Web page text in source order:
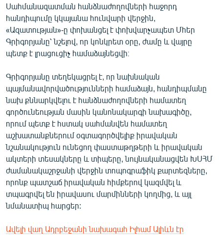
ԲԱՆԱՎԵՃ
ՁԳՏԵԼՈՎ ԼԱՎԱԳՈՒՅՆԻՆ
ՓՈԴՔԱՍԹ
Հայերեն
English
Русский
ՀԵՏԵՎԵՔ ՄԵԶ
«Ազատության» բոլոր կայքերը
Սահմանազատման հանձնաժողովների հաջորդ
հանդիպումը կկայանա հունվարի վերջին,
«Ազատության»-ը փոխանցել է փոխվարչապետ Մհեր
Գրիգորյանը՝ նշելով, որ կոնկրետ օրը, ժամը և վայրը
պետք է լրացուցիչ համաձայնեցվի։
Գրիգորյանը տեղեկացրել է, որ նախնական
պայմանավորվածությունների համաձայն, հանդիպմանը
նախ քննարկվելու է հանձնաժողովների համատեղ
գործունեության մասին կանոնակարգի նախագիծը,
որում պետք է հստակ սահմանվեն համատեղ
աշխատանքներում օգտագործվելիք իրավական
նշանակություն ունեցող փաստաթղթերի և իրավական
ակտերի տեսակները և տիպերը, նույնականացվեն ԽՍՀՄ
ժամանակաշրջանի վերջին տոպոգրաֆիկ քարտեզները,
որոնք պատշաճ իրավական հիմքերով կազմվել և
տպագրվել են իրավասու մարմինների կողմից, և այլ
նմանատիպ հարցեր:
Ավելի վաղ Ադրբեջանի նախագահ Իլհամ Ալիևն էր